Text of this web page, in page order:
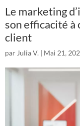
Le marketing
son efficacité à
client
par Julia V. | Mai 21,